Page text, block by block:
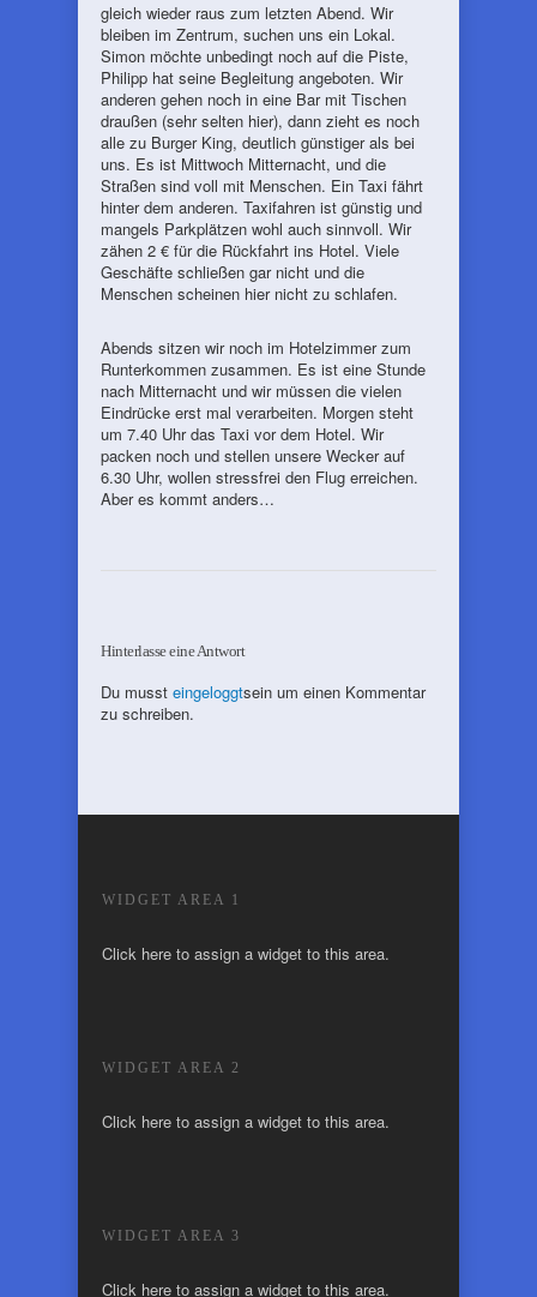
gleich wieder raus zum letzten Abend. Wir
bleiben im Zentrum, suchen uns ein Lokal.
Simon möchte unbedingt noch auf die Piste,
Philipp hat seine Begleitung angeboten. Wir
anderen gehen noch in eine Bar mit Tischen
draußen (sehr selten hier), dann zieht es noch
alle zu Burger King, deutlich günstiger als bei
uns. Es ist Mittwoch Mitternacht, und die
Straßen sind voll mit Menschen. Ein Taxi fährt
hinter dem anderen. Taxifahren ist günstig und
mangels Parkplätzen wohl auch sinnvoll. Wir
zähen 2 € für die Rückfahrt ins Hotel. Viele
Geschäfte schließen gar nicht und die
Menschen scheinen hier nicht zu schlafen.
Abends sitzen wir noch im Hotelzimmer zum
Runterkommen zusammen. Es ist eine Stunde
nach Mitternacht und wir müssen die vielen
Eindrücke erst mal verarbeiten. Morgen steht
um 7.40 Uhr das Taxi vor dem Hotel. Wir
packen noch und stellen unsere Wecker auf
6.30 Uhr, wollen stressfrei den Flug erreichen.
Aber es kommt anders…
Hinterlasse eine Antwort
Du musst eingeloggtsein um einen Kommentar
zu schreiben.
WIDGET AREA 1
Click here to assign a widget to this area.
WIDGET AREA 2
Click here to assign a widget to this area.
WIDGET AREA 3
Click here to assign a widget to this area.